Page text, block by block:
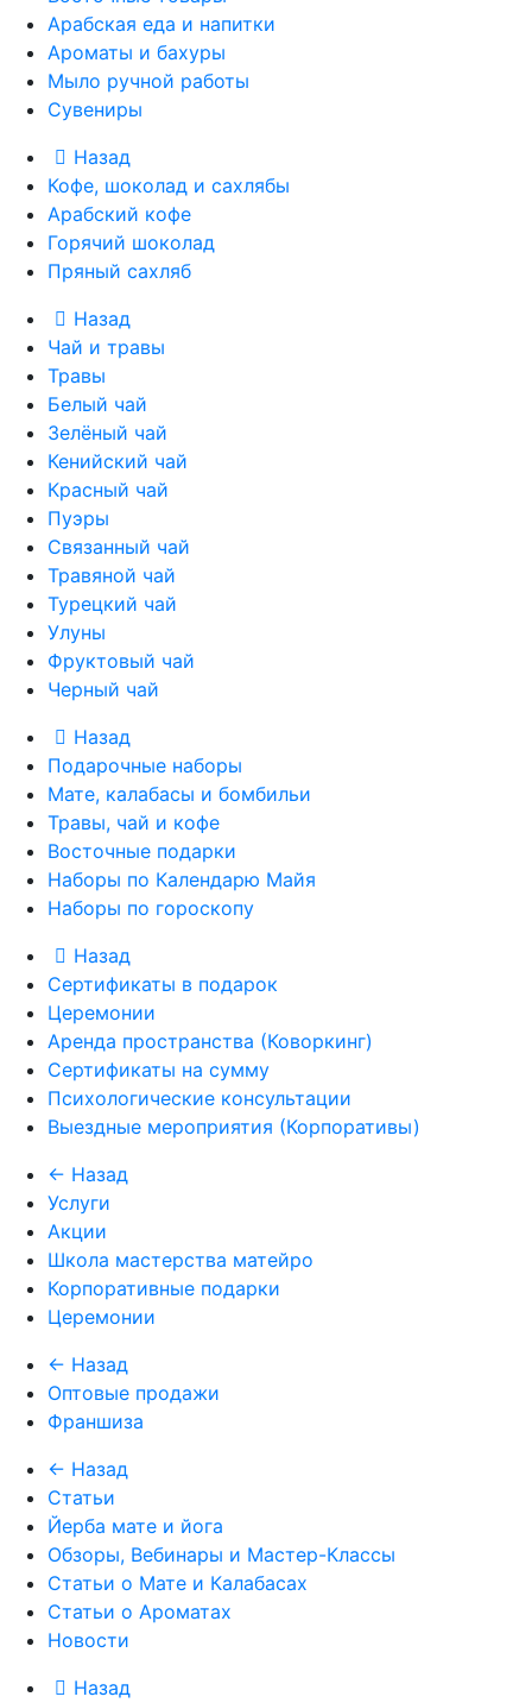
Арабская еда и напитки
Ароматы и бахуры
Мыло ручной работы
Сувениры
Назад
Кофе, шоколад и сахлябы
Арабский кофе
Горячий шоколад
Пряный сахляб
Назад
Чай и травы
Травы
Белый чай
Зелёный чай
Кенийский чай
Красный чай
Пуэры
Связанный чай
Травяной чай
Турецкий чай
Улуны
Фруктовый чай
Черный чай
Назад
Подарочные наборы
Мате, калабасы и бомбильи
Травы, чай и кофе
Восточные подарки
Наборы по Календарю Майя
Наборы по гороскопу
Назад
Сертификаты в подарок
Церемонии
Аренда пространства (Коворкинг)
Сертификаты на сумму
Психологические консультации
Выездные мероприятия (Корпоративы)
← Назад
Услуги
Акции
Школа мастерства матейро
Корпоративные подарки
Церемонии
← Назад
Оптовые продажи
Франшиза
← Назад
Статьи
Йерба мате и йога
Обзоры, Вебинары и Мастер-Классы
Статьи о Мате и Калабасах
Статьи о Ароматах
Новости
Назад